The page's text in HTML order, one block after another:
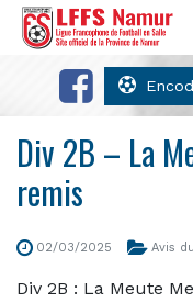
Div 2B – La
remis
02/03/2025 Avis
Div 2B : La Meute